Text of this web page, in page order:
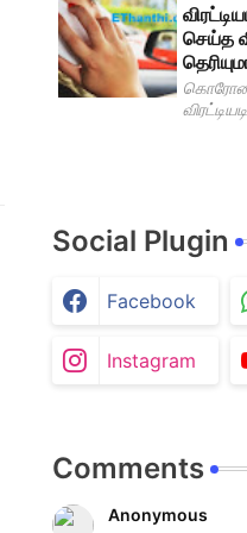
செய்த
Social Plugin
Facebook
Instagram
Comments
Anonymous